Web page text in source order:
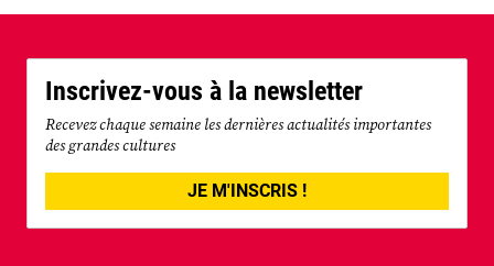
Inscrivez-vous à la newsletter
Recevez chaque semaine les dernières actualités importantes
des grandes cultures
JE M'INSCRIS !